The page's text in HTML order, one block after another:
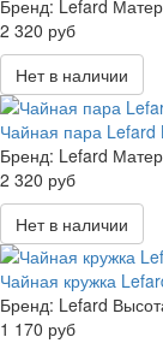
Бренд: Lefard
2 320 руб
Нет в наличии
Чайная пара
Бренд: Lefard
2 320 руб
Нет в наличии
Чайная кружка
Бренд: Lefard
1 170 руб